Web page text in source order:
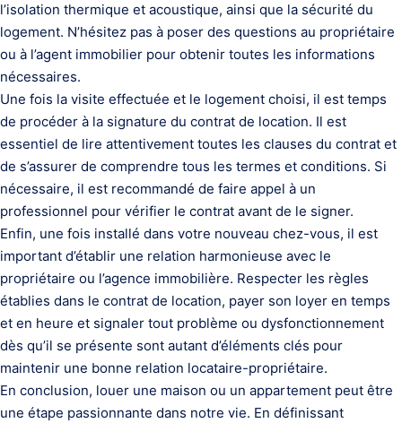
l’isolation thermique et acoustique, ainsi que la sécurité du
logement. N’hésitez pas à poser des questions au propriétaire
ou à l’agent immobilier pour obtenir toutes les informations
nécessaires.
Une fois la visite effectuée et le logement choisi, il est temps
de procéder à la signature du contrat de location. Il est
essentiel de lire attentivement toutes les clauses du contrat et
de s’assurer de comprendre tous les termes et conditions. Si
nécessaire, il est recommandé de faire appel à un
professionnel pour vérifier le contrat avant de le signer.
Enfin, une fois installé dans votre nouveau chez-vous, il est
important d’établir une relation harmonieuse avec le
propriétaire ou l’agence immobilière. Respecter les règles
établies dans le contrat de location, payer son loyer en temps
et en heure et signaler tout problème ou dysfonctionnement
dès qu’il se présente sont autant d’éléments clés pour
maintenir une bonne relation locataire-propriétaire.
En conclusion, louer une maison ou un appartement peut être
une étape passionnante dans notre vie. En définissant